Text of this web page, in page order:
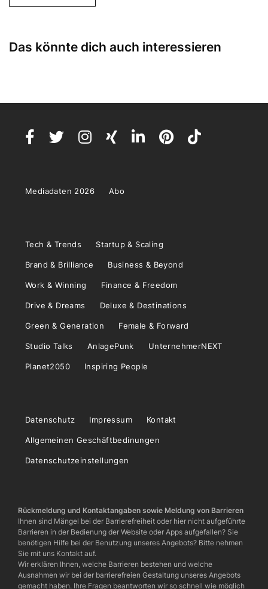
Das könnte dich auch interessieren
Mediadaten 2026 Abo
Tech & Trends Startup & Scaling
Brand & Brilliance Business & Beyond
Work & Winning Finance & Freedom
Drive & Dreams Deluxe & Destinations
Green & Generation Female & Forward
Studio Talks AnlagePunk UnternehmerNEXT
Planet2050 Inspiring People
Datenschutz Impressum Kontakt
Allgemeinen Geschäftbedinungen
Datenschutzeinstellungen
Rückmeldung und Kontaktangaben sowie Meldung von Barrieren
Ihnen sind Mängel bei der Barrierefreiheit oder hier nicht aufgeführte
Barrieren in der Bedienung der Website oder Apps aufgefallen? Sie
benötigen Hilfe bei der Benutzung unseres Angebots? Bitte nehmen
Sie mit uns Kontakt auf.
Wir erklären Ihnen, welche Barrieren bestehen und welche
Ausnahmen wir bei der barrierefreien Gestaltung unseres Angebots
gemacht haben. Ihre Fragen beantworten wir so schnell wie möglich